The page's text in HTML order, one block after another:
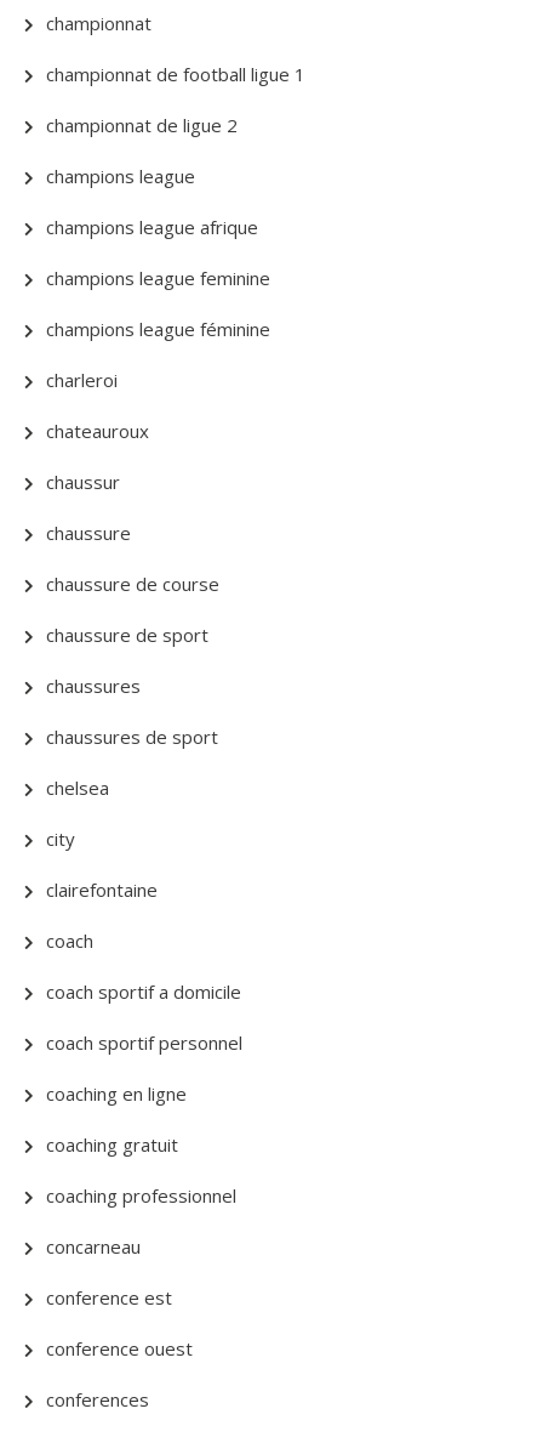
championnat
championnat de football ligue 1
championnat de ligue 2
champions league
champions league afrique
champions league feminine
champions league féminine
charleroi
chateauroux
chaussur
chaussure
chaussure de course
chaussure de sport
chaussures
chaussures de sport
chelsea
city
clairefontaine
coach
coach sportif a domicile
coach sportif personnel
coaching en ligne
coaching gratuit
coaching professionnel
concarneau
conference est
conference ouest
conferences